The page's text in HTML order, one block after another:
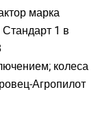
марка
1 в
колеса
Агропилот